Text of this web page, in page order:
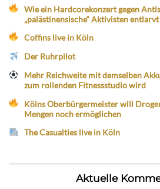
Wie ein Hardcorekonzert gegen
„palästinensische“ Aktivisten entlarvt
Coffins live in Köln
Der Ruhrpilot
Mehr Reichweite mit demselben
zum rollenden Fitnessstudio wird
Kölns Oberbürgermeister will
Mengen noch ermöglichen
The Casualties live in Köln
Aktuelle